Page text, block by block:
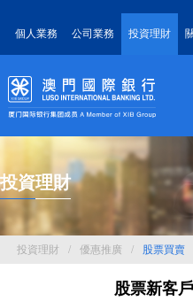
個人業務 公司業務 投資理財
投資理財
投資理財 / 優惠推廣 / 股票買賣
股票新客